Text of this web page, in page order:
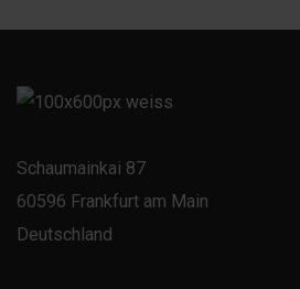
Schaumainkai 87
60596 Frankfurt am Main
Deutschland